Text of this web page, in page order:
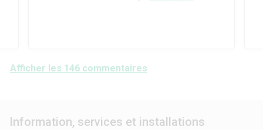
Afficher les 146 commentaires
Information, services et installations